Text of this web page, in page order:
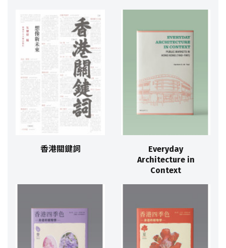
香港關鍵詞
Everyday
Architecture in
Context